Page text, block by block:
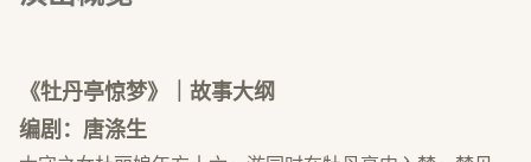
《牡丹亭惊梦》｜故事大纲
编剧：唐涤生